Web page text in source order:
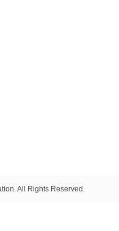
All Rights Reserved.